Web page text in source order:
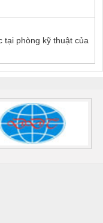
tại phòng kỹ thuật của